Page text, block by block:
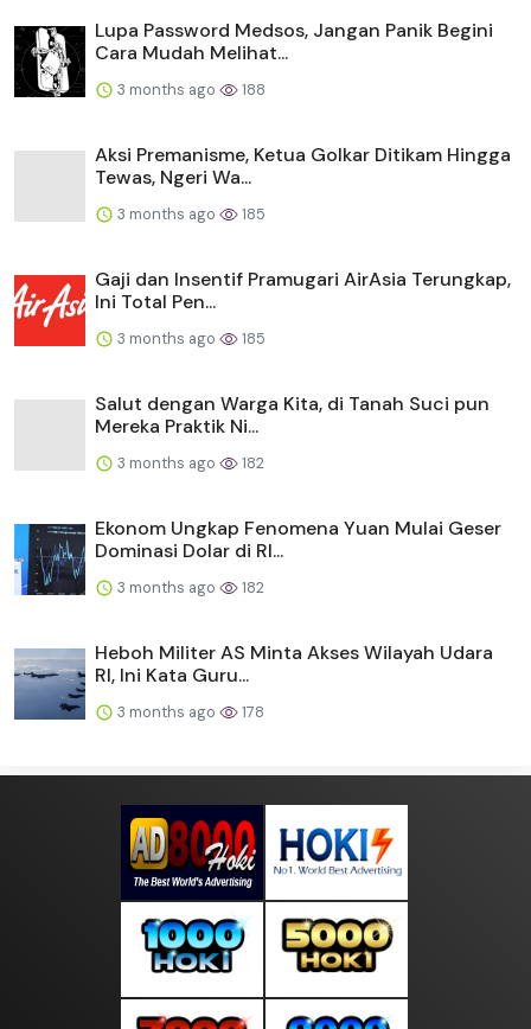
Lupa Password Medsos, Jangan Panik Begini
Cara Mudah Melihat...
3 months ago 188
Aksi Premanisme, Ketua Golkar Ditikam Hingga
Tewas, Ngeri Wa...
3 months ago 185
Gaji dan Insentif Pramugari AirAsia Terungkap,
Ini Total Pen...
3 months ago 185
Salut dengan Warga Kita, di Tanah Suci pun
Mereka Praktik Ni...
3 months ago 182
Ekonom Ungkap Fenomena Yuan Mulai Geser
Dominasi Dolar di RI...
3 months ago 182
Heboh Militer AS Minta Akses Wilayah Udara
RI, Ini Kata Guru...
3 months ago 178